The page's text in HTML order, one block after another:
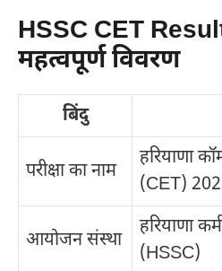
HSSC CET
महत्वपूर्ण विवरण
बिंदु
परीक्षा का नाम
हरियाणा
(CET)
आयोजन संस्था
हरियाणा
(HSSC)